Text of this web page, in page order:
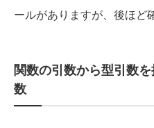
ールがありますが、後ほど
関数の引数から型引数
数